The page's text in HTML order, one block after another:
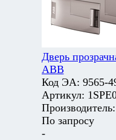
Дверь
ABB
Код ЭА: 9565-
Артикул:
Производитель:
По запросу
-